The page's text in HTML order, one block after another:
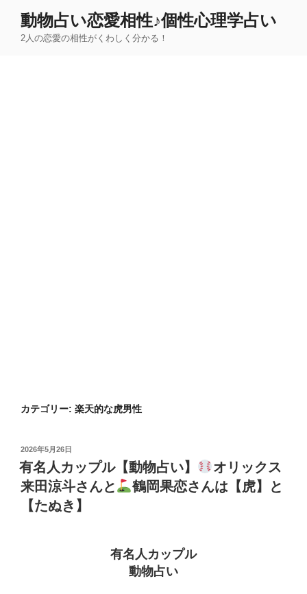
動物占い恋愛相性♪個性心理学占い
2人の恋愛の相性がくわしく分かる！
カテゴリー: 楽天的な虎男性
投
稿
日:
2026年5月26日
有名人カップル【動物占い】
オリックス
来田涼斗さんと
鶴岡果恋さんは【虎】と
【たぬき】
有名人カップル
動物占い